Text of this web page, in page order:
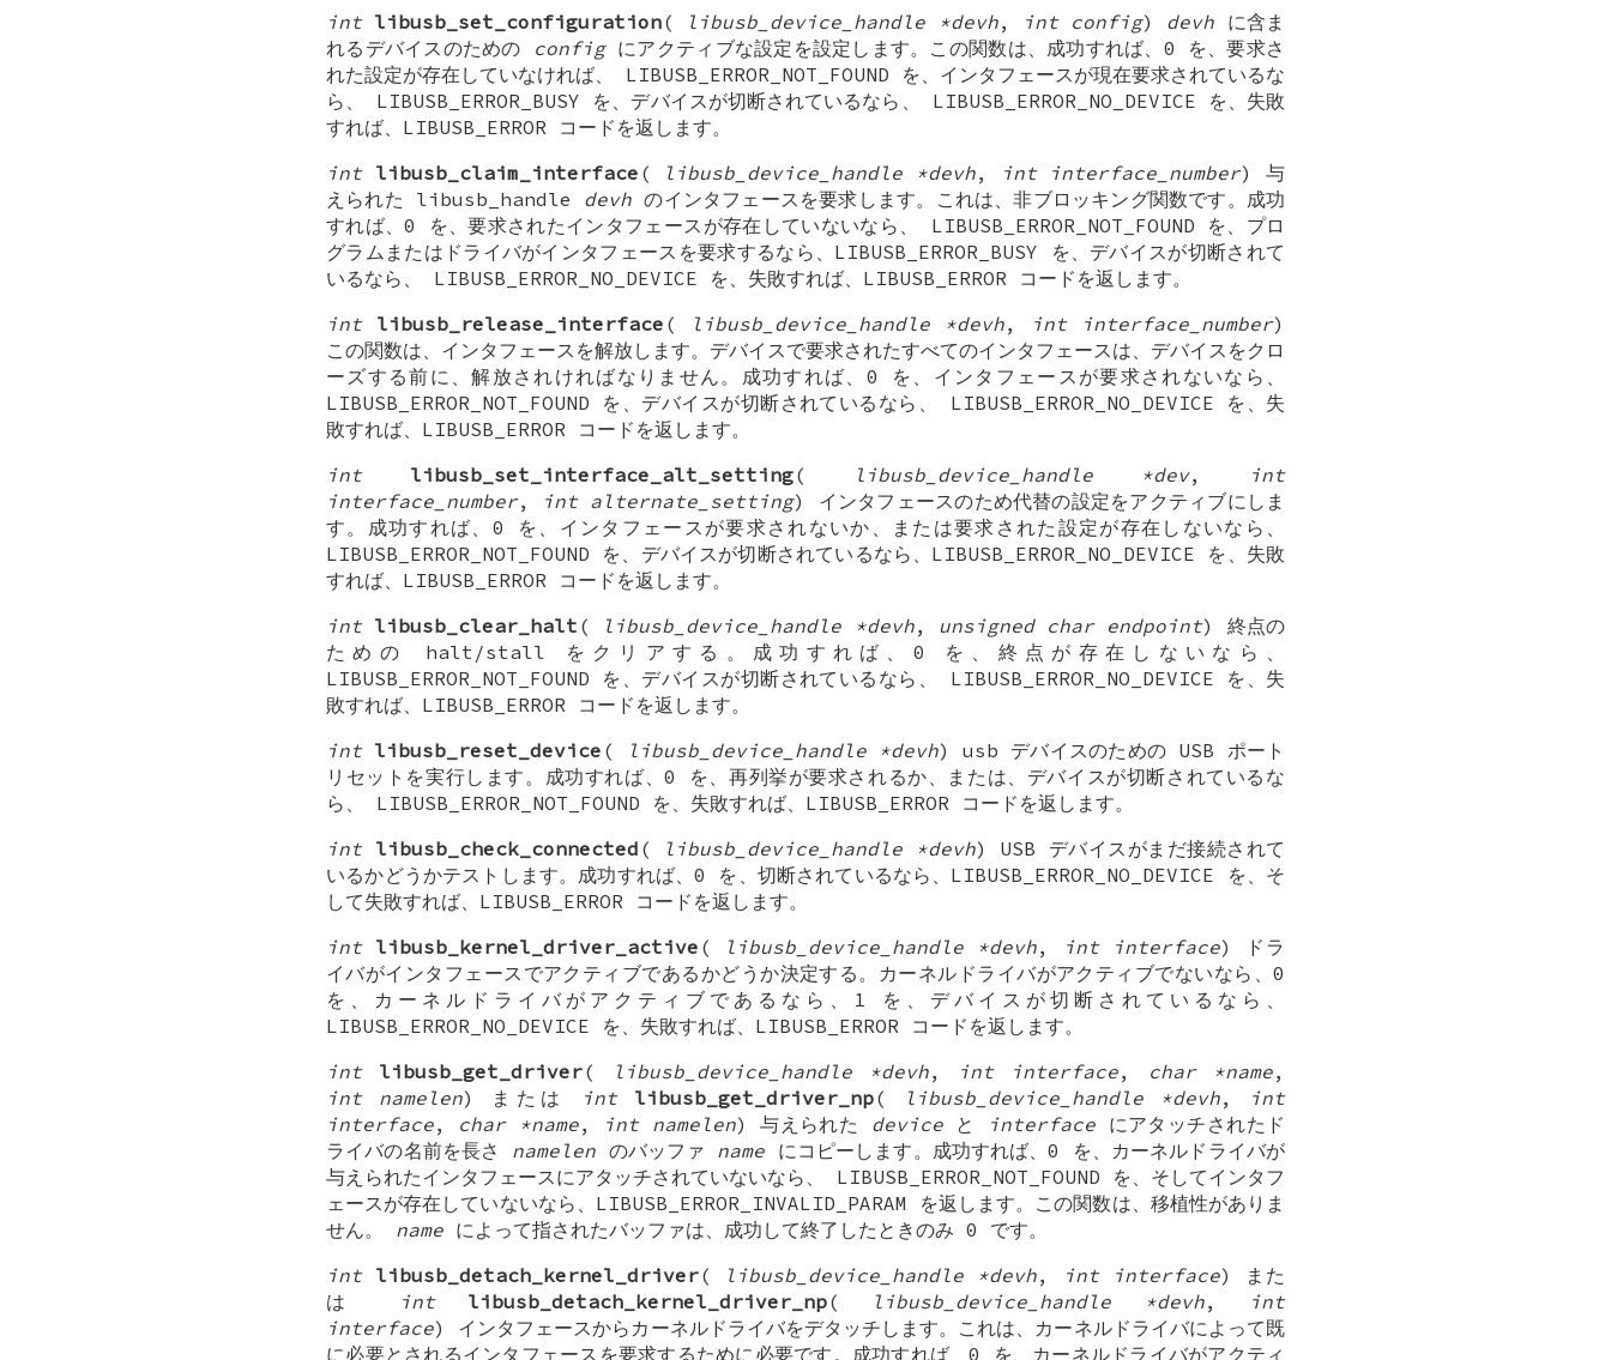
int libusb_set_configuration( libusb_device_handle *devh, int config) devh に含ま
れるデバイスのための
configにアクティブな設定を設定します。この関数は、成功すれば、0 を、要求さ
れた設定が存在していなければ、 LIBUSB_ERROR_NOT_FOUND を、インタフェースが現在要求されているな
ら、 LIBUSB_ERROR_BUSY を、デバイスが切断されているなら、 LIBUSB_ERROR_NO_DEVICE を、失敗
すれば、LIBUSB_ERROR コードを返します。
int libusb_claim_interface ( libusb_device_handle *devh, int interface_number) 与
えられた libusb_handle devh のインタフェースを要求します。これは、非ブロッキング関数です。成功
すれば、0 を、要求されたインタフェースが存在していないなら、 LIBUSB_ERROR_NOT_FOUND を、プロ
グラムまたはドライバがインタフェースを要求するなら、LIBUSB_ERROR_BUSY を、デバイスが切断されて
いるなら、 LIBUSB_ERROR_NO_DEVICE を、失敗すれば、LIBUSB_ERROR コードを返します。
int
libusb_release_interface ( libusb_device_handle *devh, int interface_number)
この関数は、インタフェースを解放します。デバイスで要求されたすべてのインタフェースは、デバイスをクロ
ーズする前に、解放されければなりません。成功すれば、0 を、インタフェースが要求されないなら、
LIBUSB_ERROR_NOT_FOUND を、デバイスが切断されているなら、 LIBUSB_ERROR_NO_DEVICE を、失
敗すれば、LIBUSB_ERROR コードを返します。
int
libusb_set_interface_alt_setting( libusb_device_handle *dev,
int
interface_number, int alternate_setting) インタフェースのため代替の設定をアクティブにしま
す。成功すれば、0 を、インタフェースが要求されないか、または要求された設定が存在しないなら、
LIBUSB_ERROR_NOT_FOUND を、デバイスが切断されているなら、LIBUSB_ERROR_NO_DEVICE を、失敗
すれば、LIBUSB_ERROR コードを返します。
int libusb_clear_halt ( libusb_device_handle *devh, unsigned char endpoint) 終点の
ための halt/stall をクリアする。成功すれば、0 を、終点が存在しないなら、
LIBUSB_ERROR_NOT_FOUND を、デバイスが切断されているなら、 LIBUSB_ERROR_NO_DEVICE を、失
敗すれば、LIBUSB_ERROR コードを返します。
int libusb_reset_device ( libusb_device_handle *devh) usb デバイスのための USB ポート
リセットを実行します。成功すれば、0 を、再列挙が要求されるか、または、デバイスが切断されているな
ら、 LIBUSB_ERROR_NOT_FOUND を、失敗すれば、LIBUSB_ERROR コードを返します。
int libusb_check_connected ( libusb_device_handle *devh) USB デバイスがまだ接続されて
いるかどうかテストします。成功すれば、0 を、切断されているなら、LIBUSB_ERROR_NO_DEVICE を、そ
して失敗すれば、LIBUSB_ERROR コードを返します。
int libusb_kernel_driver_active ( libusb_device_handle *devh, int interface) ドラ
イバがインタフェースでアクティブであるかどうか決定する。カーネルドライバがアクティブでないなら、0
を、カーネルドライバがアクティブであるなら、1 を、デバイスが切断されているなら、
LIBUSB_ERROR_NO_DEVICE を、失敗すれば、LIBUSB_ERROR コードを返します。
int
libusb_get_driver( libusb_device_handle *devh, int interface, char *name,
int namelen) または int libusb_get_driver_np( libusb_device_handle *devh,
int
interface, char *name, int namelen) 与えられた deviceと interface にアタッチされたド
ライバの名前を長さ namelen のバッファ name にコピーします。成功すれば、0 を、カーネルドライバが
与えられたインタフェースにアタッチされていないなら、 LIBUSB_ERROR_NOT_FOUND を、そしてインタフ
ェースが存在していないなら、LIBUSB_ERROR_INVALID_PARAM を返します。この関数は、移植性がありま
せん。 name によって指されたバッファは、成功して終了したときのみ 0 です。
int libusb_detach_kernel_driver( libusb_device_handle *devh, int interface) また
は
int libusb_detach_kernel_driver_np( libusb_device_handle *devh,
int
interface) インタフェースからカーネルドライバをデタッチします。これは、カーネルドライバによって既
に必要とされるインタフェースを要求するために必要です。成功すれば、0 を、カーネルドライバがアクティ